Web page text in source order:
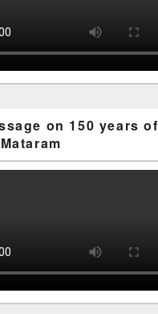
on 150 years of